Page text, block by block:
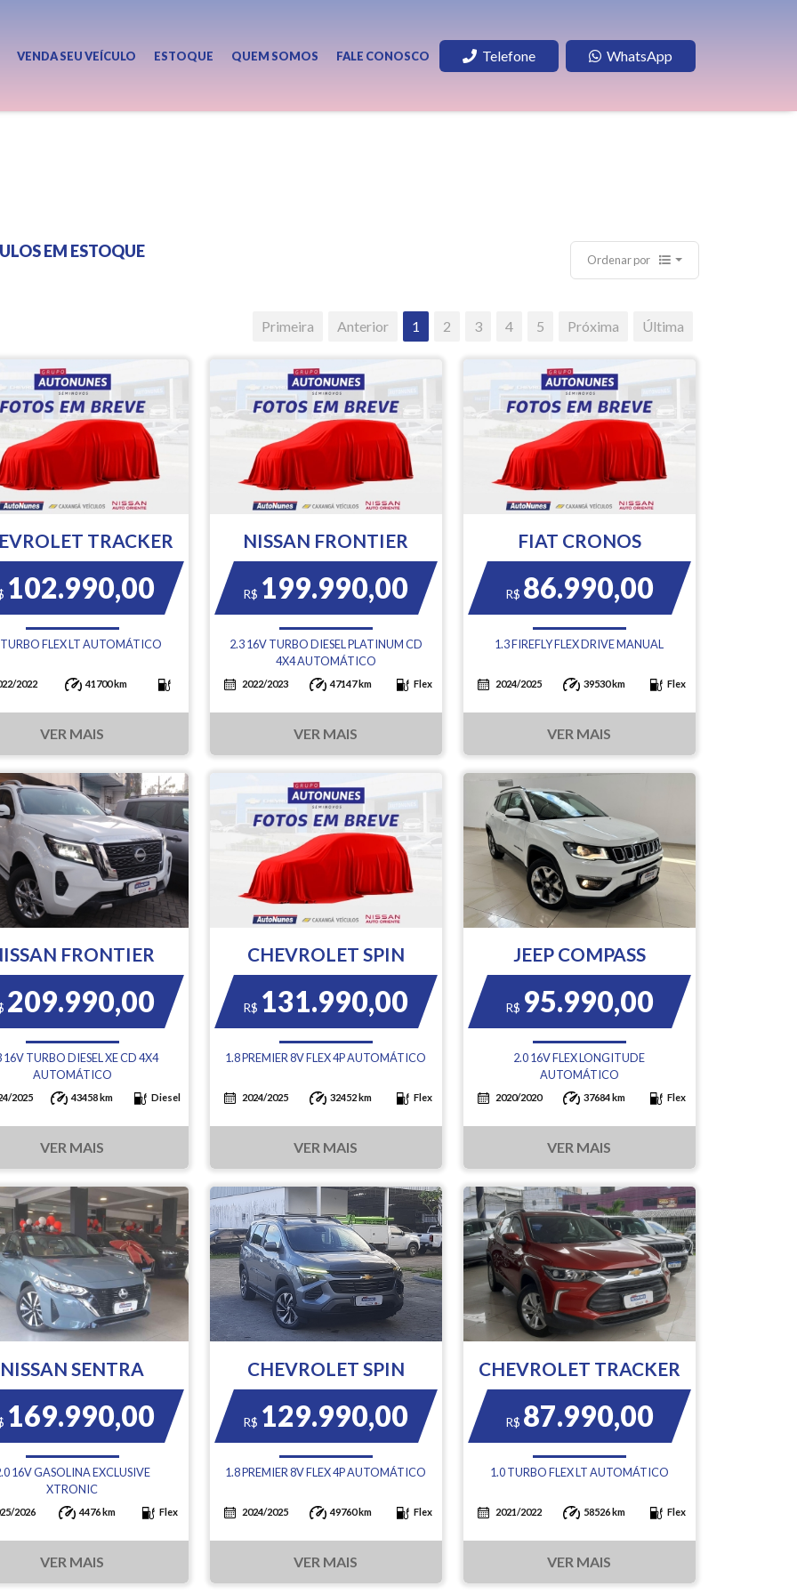
VENDA SEU VEÍCULO ESTOQUE QUEM SOMOS FALE CONOSCO Telefone WhatsApp
EM ESTOQUE Ordenar por
Primeira Anterior 1 2 3 4 5 Próxima Última
TRACKER
102.990,00
FLEX LT AUTOMÁTICO
2022 41700 km
VER MAIS
NISSAN FRONTIER
R$ 199.990,00
2.3 16V TURBO DIESEL PLATINUM CD
4X4 AUTOMÁTICO
2022/2023 47147 km Flex
VER MAIS
FIAT CRONOS
R$ 86.990,00
1.3 FIREFLY FLEX DRIVE MANUAL
2024/2025 39530 km Flex
VER MAIS
FRONTIER
209.990,00
16V TURBO DIESEL XE CD 4X4
AUTOMÁTICO
2025 43458 km Diesel
VER MAIS
CHEVROLET SPIN
R$ 131.990,00
1.8 PREMIER 8V FLEX 4P AUTOMÁTICO
2024/2025 32452 km Flex
VER MAIS
JEEP COMPASS
R$ 95.990,00
2.0 16V FLEX LONGITUDE
AUTOMÁTICO
2020/2020 37684 km Flex
VER MAIS
NISSAN SENTRA
169.990,00
16V GASOLINA EXCLUSIVE
XTRONIC
2026 4476 km Flex
VER MAIS
CHEVROLET SPIN
R$ 129.990,00
1.8 PREMIER 8V FLEX 4P AUTOMÁTICO
2024/2025 49760 km Flex
VER MAIS
CHEVROLET TRACKER
R$ 87.990,00
1.0 TURBO FLEX LT AUTOMÁTICO
2021/2022 58526 km Flex
VER MAIS